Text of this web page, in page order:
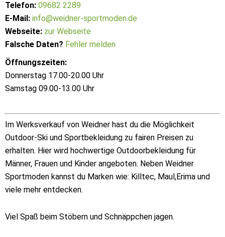
Telefon: 09682 2289
E-Mail: info@weidner-sportmoden.de
Webseite: zur Webseite
Falsche Daten? Fehler melden
Öffnungszeiten:
Donnerstag 17.00-20.00 Uhr
Samstag 09.00-13.00 Uhr
Im Werksverkauf von Weidner hast du die Möglichkeit
Outdoor-Ski und Sportbekleidung zu fairen Preisen zu
erhalten. Hier wird hochwertige Outdoorbekleidung für
Männer, Frauen und Kinder angeboten. Neben Weidner
Sportmoden kannst du Marken wie: Killtec, Maul,Erima und
viele mehr entdecken.
Viel Spaß beim Stöbern und Schnäppchen jagen.